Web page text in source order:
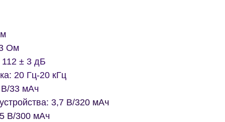
Ом
± 3 дБ
20 Гц-20 кГц
В/33 мАч
3,7 В/320 мАч
В/300 мАч